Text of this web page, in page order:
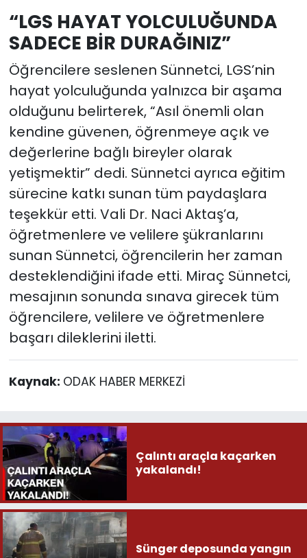
“LGS HAYAT YOLCULUĞUNDA
SADECE BİR DURAĞINIZ”
Öğrencilere seslenen Sünnetci, LGS’nin
hayat yolculuğunda yalnızca bir aşama
olduğunu belirterek, “Asıl önemli olan
kendine güvenen, öğrenmeye açık ve
değerlerine bağlı bireyler olarak
yetişmektir” dedi. Sünnetci ayrıca eğitim
sürecine katkı sunan tüm paydaşlara
teşekkür etti. Vali Dr. Naci Aktaş’a,
öğretmenlere ve velilere şükranlarını
sunan Sünnetci, öğrencilerin her zaman
desteklendiğini ifade etti. Miraç Sünnetci,
mesajının sonunda sınava girecek tüm
öğrencilere, velilere ve öğretmenlere
başarı dileklerini iletti.
Kaynak: ODAK HABER MERKEZİ
Çalıntı araçla kaçarken
yakalandı!
Sünger deposunda yangın